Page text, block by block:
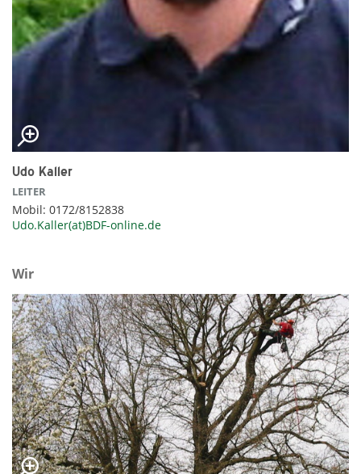
Udo Kaller
LEITER
Mobil: 0172/8152838
Udo.Kaller(at)BDF-online.de
Wir